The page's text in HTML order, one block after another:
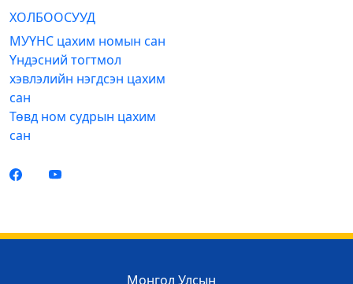
ХОЛБООСУУД
МУҮНС цахим номын сан
Үндэсний тогтмол
хэвлэлийн нэгдсэн цахим
сан
Төвд ном судрын цахим
сан
Монгол Улсын